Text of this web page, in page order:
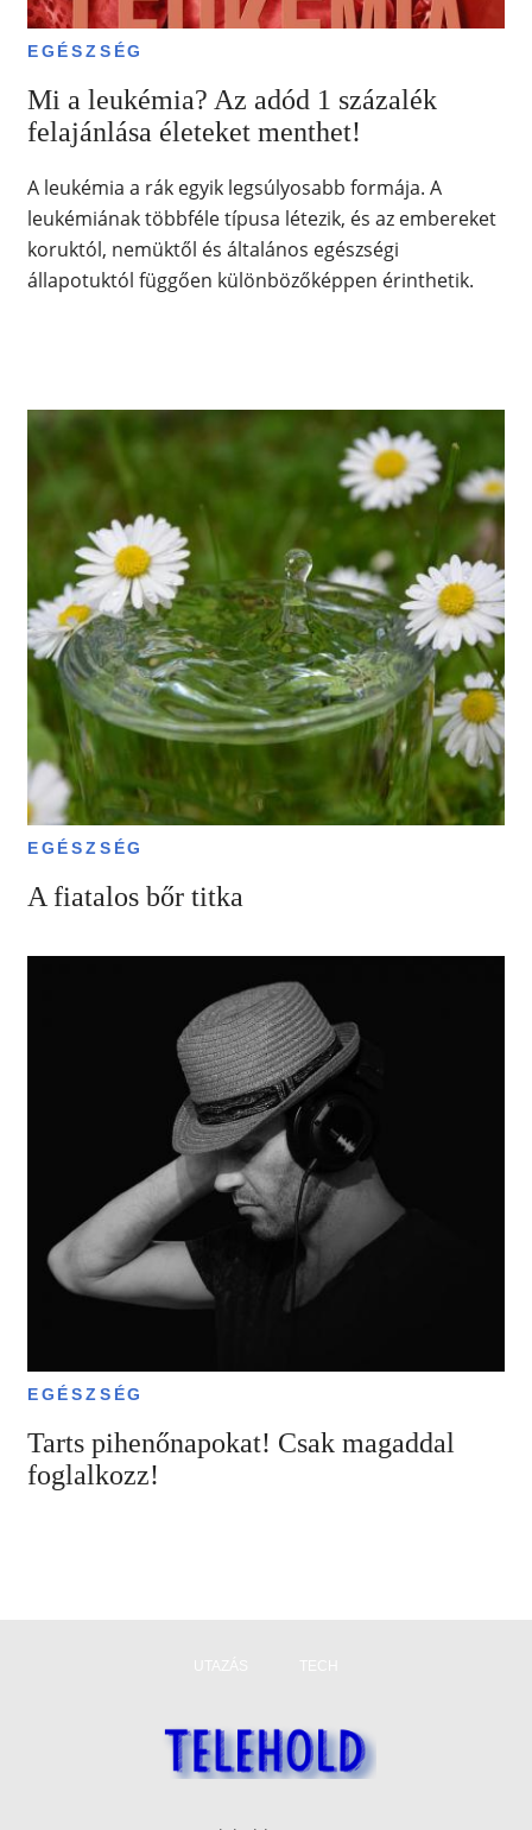
EGÉSZSÉG
Mi a leukémia? Az adód 1 százalék
felajánlása életeket menthet!
A leukémia a rák egyik legsúlyosabb formája. A
leukémiának többféle típusa létezik, és az embereket
koruktól, nemüktől és általános egészségi
állapotuktól függően különbözőképpen érinthetik.
EGÉSZSÉG
A fiatalos bőr titka
EGÉSZSÉG
Tarts pihenőnapokat! Csak magaddal
foglalkozz!